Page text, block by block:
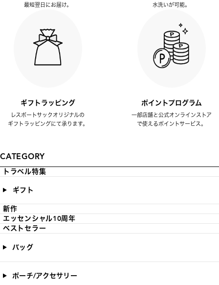
最短翌日にお届け。
水洗いが可能。
ギフトラッピング
レスポートサックオリジナルの
ギフトラッピングにて承ります。
ポイントプログラム
一部店舗と公式オンラインストア
で使えるポイントサービス。
CATEGORY
トラベル特集
ギフト
新作
エッセンシャル10周年
ベストセラー
バッグ
ポーチ/アクセサリー